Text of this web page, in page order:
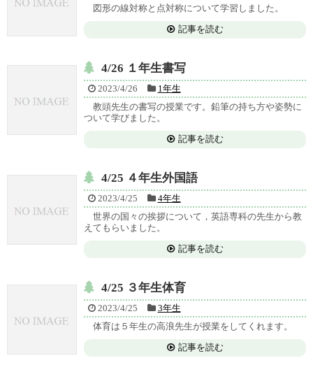
図形の線対称と点対称について学習しました。
記事を読む
4/26 １年生書写
2023/4/26
1年生
教頭先生の書写の授業です。鉛筆の持ち方や姿勢に
ついて学びました。
記事を読む
4/25 ４年生外国語
2023/4/25
4年生
世界の国々の挨拶について，英語専科の先生から教
えてもらいました。
記事を読む
4/25 ３年生体育
2023/4/25
3年生
体育は５年生の高浪先生が授業をしてくれます。
記事を読む